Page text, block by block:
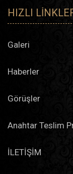
HIZLI
Galeri
Haberler
Görüşler
Anahtar Teslim
İLETİŞİM